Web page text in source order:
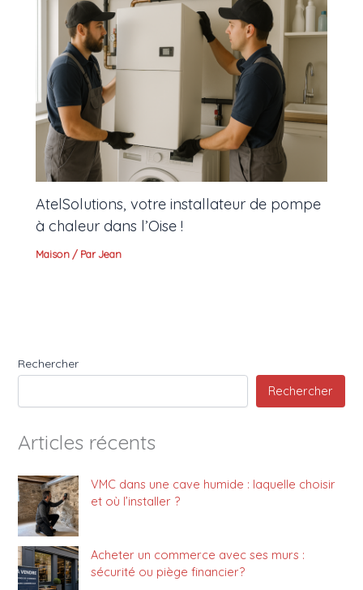
AtelSolutions, votre installateur de pompe
à chaleur dans l’Oise !
Maison / ParJean
Rechercher
Rechercher
Articles récents
VMC dans une cave humide : laquelle choisir
et où l’installer ?
Acheter un commerce avec ses murs :
sécurité ou piège financier?